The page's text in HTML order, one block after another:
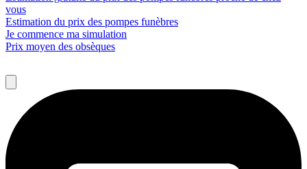
vous
Estimation du prix des pompes funèbres
Je commence ma simulation
Prix moyen des obsèques